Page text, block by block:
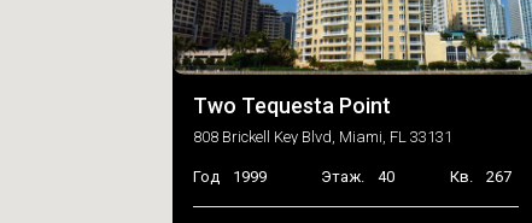
Two Tequesta Point
808 Brickell Key Blvd, Miami, FL 33131
Год 1999 Этаж. 40 Кв. 267